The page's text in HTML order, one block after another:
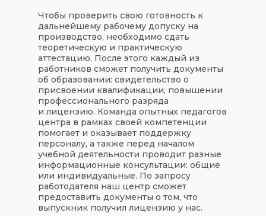
Чтобы проверить свою готовность к
дальнейшему рабочему допуску на
производство, необходимо сдать
теоретическую и практическую
аттестацию. После этого каждый из
работников сможет получить документы
об образовании: свидетельство о
присвоении квалификации, повышении
профессионального разряда
и лицензию. Команда опытных педагогов
центра в рамках своей компетенции
помогает и оказывает поддержку
персоналу, а также перед началом
учебной деятельности проводит разные
информационные консультации: общие
или индивидуальные. По запросу
работодателя наш центр сможет
предоставить документы о том, что
выпускник получил лицензию у нас.